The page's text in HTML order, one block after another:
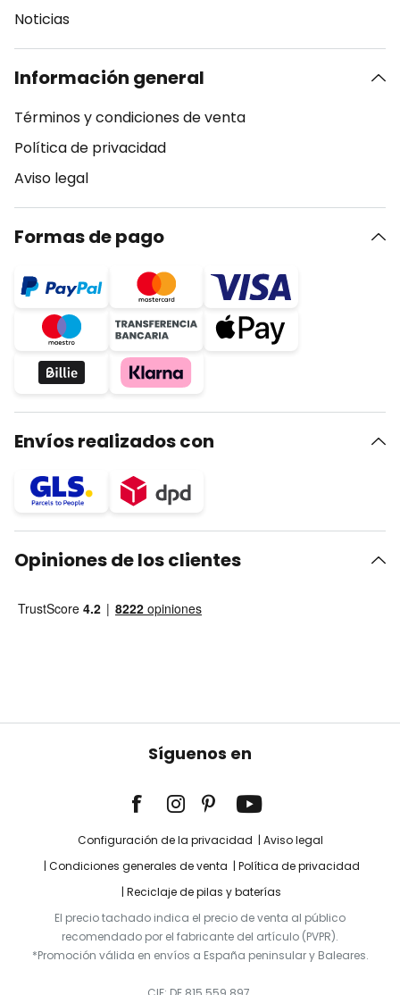
Noticias
Información general
Términos y condiciones de venta
Política de privacidad
Aviso legal
Formas de pago
Envíos realizados con
Opiniones de los clientes
Síguenos en
Configuración de la privacidad
Aviso legal
Condiciones generales de venta
Política de privacidad
Reciclaje de pilas y baterías
El precio tachado indica el precio de venta al público
recomendado por el fabricante del artículo (PVPR).
*Promoción válida en envíos a España peninsular y Baleares.